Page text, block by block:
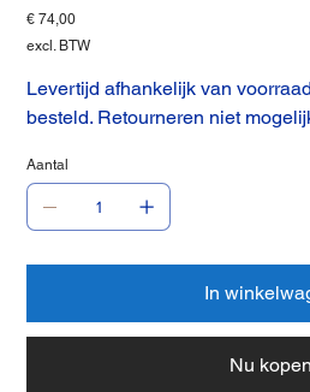
Prijs
€ 74,00
excl. BTW
Levertijd afhankelijk van
besteld. Retourneren niet
Aantal
In
Nu kopen